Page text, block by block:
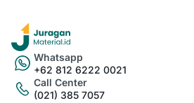
Whatsapp
+62 812 6222 0021
Call Center
(021) 385 7057